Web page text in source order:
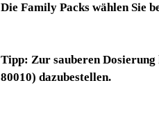
Die Family Packs wählen Sie
Tipp: Zur sauberen
80010) dazubestellen.